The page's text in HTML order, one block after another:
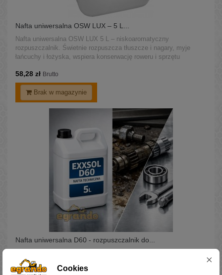
Nafta uniwersalna OSW LUX – 5 L...
Nafta uniwersalna OSW LUX 5 L – niskoaromatyczny
rozpuszczalnik. Świetnie rozpuszcza tłuszcze i nagary, myje
łańcuchy i łożyska, wspiera konserwację roweru i sprzętu
58,28 zł Brutto
Brak w magazynie
Nafta uniwersalna D60 - rozpuszczalnik do...
węglowodorowy z grupy odaromatyzowanych węglowodorów C10–
C13. Charakteryzuje się niską zawartością aromatów, co
Cookies